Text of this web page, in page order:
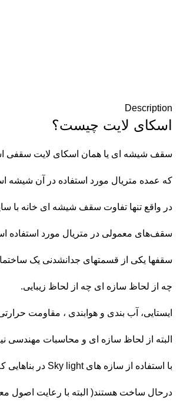
Description
اسکای لایت چیست؟
سقف شیشه ای یا همان اسکای لایت سقفی
که عمده متریال مورد استفاده در آن شیشه
در واقع تنها تفاوت سقف شیشه ای خانه با
سقف‌های معمولی در متریال مورد استفاده
سقفها یکی از قسمتهای جدانشدنی یک
چه از لحاظ سازه ای چه از لحاظ زیبایی.
ایستایی، آب بندی و هوابندی ، مقاومت
البته از لحاظ سازه ای و محاسبات
با استفاده از سازه های Sky light در بناهایی که
درحال ساخت هستند( البته با رعایت اصول